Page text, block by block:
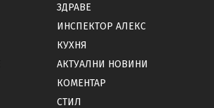
ЗДРАВЕ
ИНСПЕКТОР АЛЕКС
КУХНЯ
АКТУАЛНИ НОВИНИ
КОМЕНТАР
СТИЛ